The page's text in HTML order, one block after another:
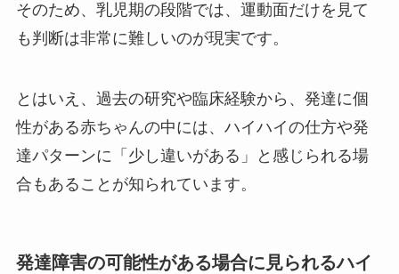
そのため、乳児期の段階では、運動面だけを見て
も判断は非常に難しいのが現実です。
とはいえ、過去の研究や臨床経験から、発達に個
性がある赤ちゃんの中には、ハイハイの仕方や発
達パターンに「少し違いがある」と感じられる場
合もあることが知られています。
発達障害の可能性がある場合に見られるハイ